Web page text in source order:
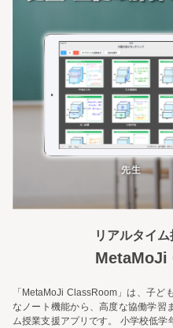
リアルタイ
MetaMoJi
「MetaMoJi ClassRoom」は、子
なノート機能から、高度な協働学習
ム授業支援アプリです。 小学校低